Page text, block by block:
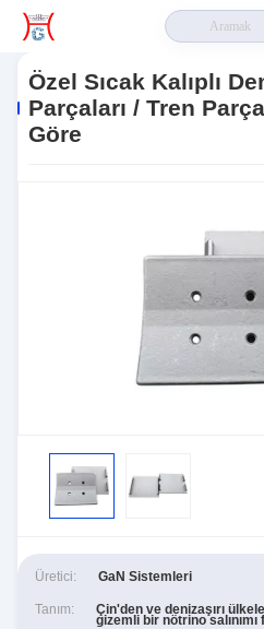
Demiryolu Lokomotif Parçaları / Tren
Özel Sıcak Kalıplı
Parçaları / Tren
Göre
Üretici: GaN Sistemleri
Tanım: Çin'den ve denizaşırı
gizemli bir nötrino salınımı